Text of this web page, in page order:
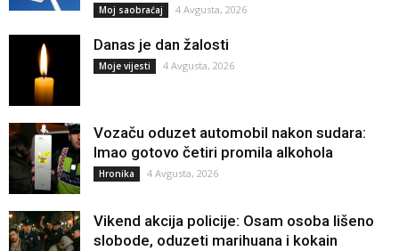
Moj saobraćaj 4 Avgusta, 2026
Danas je dan žalosti
Moje vijesti 4 Avgusta, 2026
Vozaču oduzet automobil nakon sudara:
Imao gotovo četiri promila alkohola
Hronika 4 Avgusta, 2026
Vikend akcija policije: Osam osoba lišeno
slobode, oduzeti marihuana i kokain